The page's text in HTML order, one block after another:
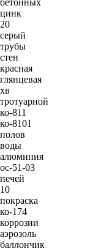
бетонных
цинк
20
серый
трубы
стен
красная
глянцевая
хв
тротуарной
ко-811
ко-8101
полов
воды
алюминия
ос-51-03
печей
10
покраска
ко-174
коррозии
аэрозоль
баллончик